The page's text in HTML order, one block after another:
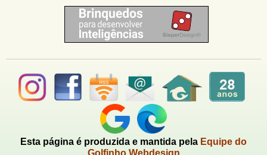
Esta página é produzida e mantida pela Equipe do
Golfinho Webdesign